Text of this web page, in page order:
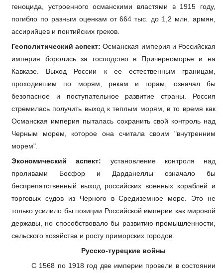
геноцида, устроенного османскими властями в 1915 году,
погибло по разным оценкам от 664 тыс. до 1,2 млн. армян,
ассирийцев и понтийских греков.
Геополитический аспект: Османская империя и Российская
империя боролись за господство в Причерноморье и на
Кавказе. Выход России к ее естественным границам,
проходившим по морям, рекам и горам, означал бы
безопасное и поступательное развитие страны. Россия
стремилась получить выход к теплым морям, в то время как
Османская империя пыталась сохранить свой контроль над
Черным морем, которое она считала своим "внутренним
морем".
Экономический
аспект: установление контроля над
проливами Босфор и Дарданеллы означало бы
беспрепятственный выход российских военных кораблей и
торговых судов из Черного в Средиземное море. Это не
только усилило бы позиции Российской империи как мировой
державы, но способствовало бы развитию промышленности,
сельского хозяйства и росту приморских городов.
Русско-турецкие войны
С 1568 по 1918 год две империи провели в состоянии